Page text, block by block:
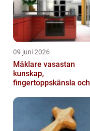
09 juni 2026
Mäklare vasastan
kunskap,
fingertoppskänsla och